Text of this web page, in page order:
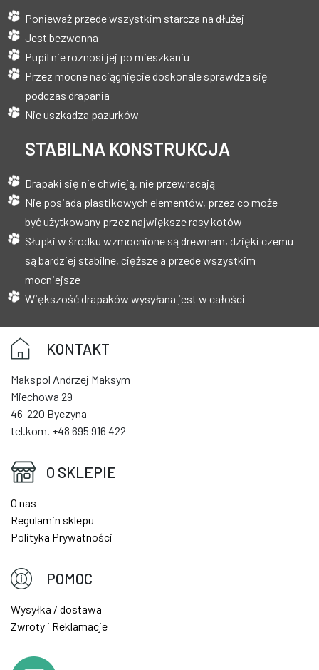
Ponieważ przede wszystkim starcza na dłużej
Jest bezwonna
Pupil nie roznosi jej po mieszkaniu
Przez mocne naciągnięcie doskonale sprawdza się
podczas drapania
Nie uszkadza pazurków
STABILNA KONSTRUKCJA
Drapaki się nie chwieją, nie przewracają
Nie posiada plastikowych elementów, przez co może
być użytkowany przez największe rasy kotów
Słupki w środku wzmocnione są drewnem, dzięki czemu
są bardziej stabilne, cięższe a przede wszystkim
mocniejsze
Większość drapaków wysyłana jest w całości
KONTAKT
Makspol Andrzej Maksym
Miechowa 29
46-220 Byczyna
tel.kom. +48 695 916 422
O SKLEPIE
O nas
Regulamin sklepu
Polityka Prywatności
POMOC
Wysyłka / dostawa
Zwroty i Reklamacje